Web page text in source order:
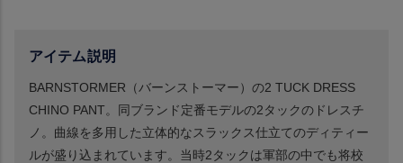
アイテム説明
BARNSTORMER（バーンストーマー）の2 TUCK DRESS
CHINO PANT。同ブランド定番モデルの2タックのドレスチ
ノ。曲線を多用した立体的なスラックス仕立てのディティー
ルが盛り込まれています。当時2タックは軍部の中でも将校